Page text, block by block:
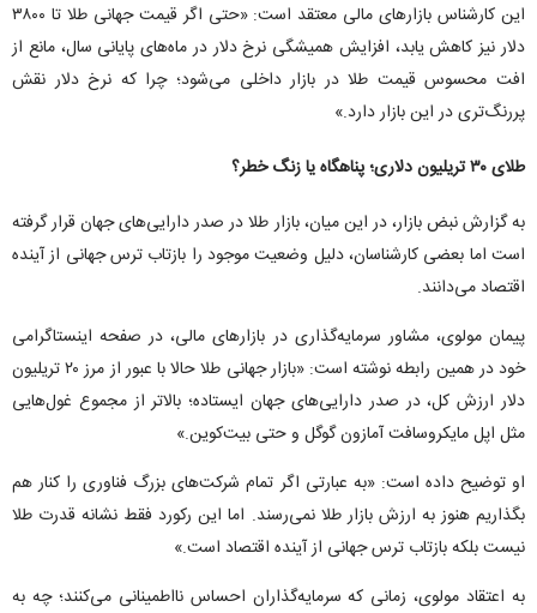
این کارشناس بازارهای مالی معتقد است: «حتی اگر قیمت جهانی طلا تا ۳۸۰۰
دلار نیز کاهش یابد، افزایش همیشگی نرخ دلار در ماه‌های پایانی سال، مانع از
افت محسوس قیمت طلا در بازار داخلی می‌شود؛ چرا که نرخ دلار نقش
پررنگ‌تری در این بازار دارد.»
طلای ۳۰ تریلیون دلاری؛ پناهگاه یا زنگ خطر؟
به گزارش نبض بازار، در این میان، بازار طلا در صدر دارایی‌های جهان قرار گرفته
است اما بعضی کارشناسان، دلیل وضعیت موجود را بازتاب ترس جهانی از آینده
اقتصاد می‌دانند.
پیمان مولوی، مشاور سرمایه‌گذاری در بازارهای مالی، در صفحه اینستاگرامی
خود در همین رابطه نوشته است: «بازار جهانی طلا حالا با عبور از مرز ۲۰ تریلیون
دلار ارزش کل، در صدر دارایی‌های جهان ایستاده؛ بالاتر از مجموع غول‌هایی
مثل اپل مایکروسافت آمازون گوگل و حتی بیت‌کوین.»
او توضیح داده است: «به عبارتی اگر تمام شرکت‌های بزرگ فناوری را کنار هم
بگذاریم هنوز به ارزش بازار طلا نمی‌رسند. اما این رکورد فقط نشانه قدرت طلا
نیست بلکه بازتاب ترس جهانی از آینده اقتصاد است.»
به اعتقاد مولوی، زمانی که سرمایه‌گذاران احساس نااطمینانی می‌کنند؛ چه به